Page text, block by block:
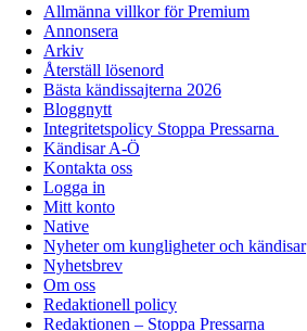
Allmänna villkor för Premium
Annonsera
Arkiv
Återställ lösenord
Bästa kändissajterna 2026
Bloggnytt
Integritetspolicy Stoppa Pressarna
Kändisar A-Ö
Kontakta oss
Logga in
Mitt konto
Native
Nyheter om kungligheter och kändisar
Nyhetsbrev
Om oss
Redaktionell policy
Redaktionen – Stoppa Pressarna